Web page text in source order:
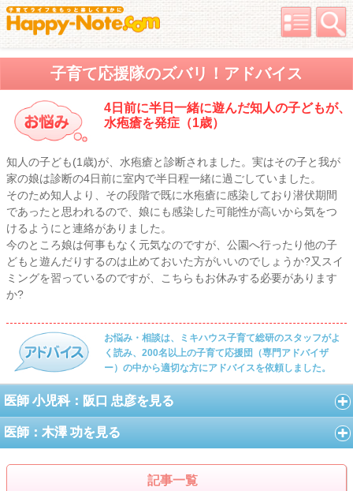
子育て応援隊のズバリ！アドバイス
4日前に半日一緒に遊んだ知人の子どもが、
水疱瘡を発症（1歳）
知人の子ども(1歳)が、水疱瘡と診断されました。実はその子と我が
家の娘は診断の4日前に室内で半日程一緒に過ごしていました。
そのため知人より、その段階で既に水疱瘡に感染しており潜伏期間
であったと思われるので、娘にも感染した可能性が高いから気をつ
けるようにと連絡がありました。
今のところ娘は何事もなく元気なのですが、公園へ行ったり他の子
どもと遊んだりするのは止めておいた方がいいのでしょうか?又スイ
ミングを習っているのですが、こちらもお休みする必要があります
か?
お悩み・相談は、ミキハウス子育て総研のスタッフがよ
く読み、200名以上の子育て応援団（専門アドバイザ
ー）の中から適切な方にアドバイスを依頼しました。
医師 小児科：阪口 忠彦を見る
医師：木澤 功を見る
記事一覧